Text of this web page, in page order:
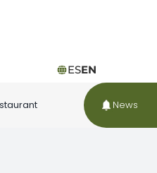
ESEN
News